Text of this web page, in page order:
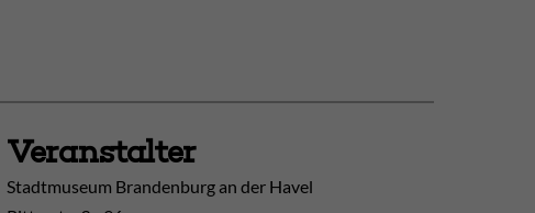
Veranstalter
Stadtmuseum Brandenburg an der Havel